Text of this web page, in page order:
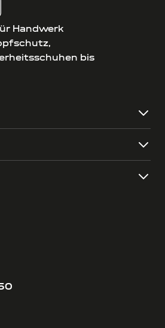
Handwerk
bis